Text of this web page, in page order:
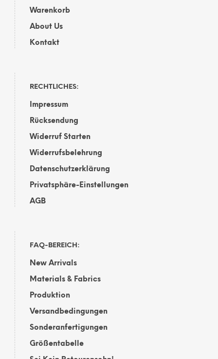
Warenkorb
About Us
Kontakt
RECHTLICHES:
Impressum
Rücksendung
Widerruf Starten
Widerrufsbelehrung
Datenschutzerklärung
Privatsphäre-Einstellungen
AGB
FAQ-BEREICH:
New Arrivals
Materials & Fabrics
Produktion
Versandbedingungen
Sonderanfertigungen
Größentabelle